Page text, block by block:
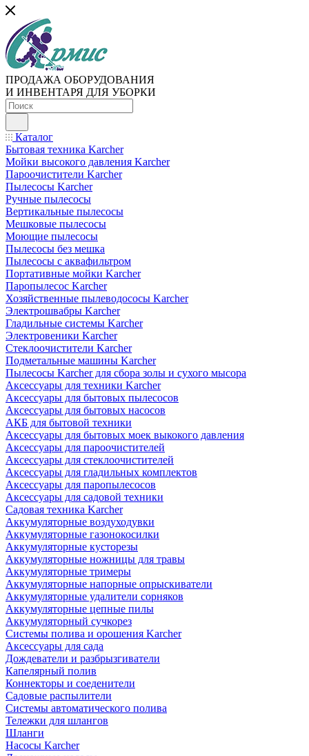
ПРОДАЖА ОБОРУДОВАНИЯ
И ИНВЕНТАРЯ ДЛЯ УБОРКИ
Каталог
Бытовая техника Karcher
Мойки высокого давления Karcher
Пароочистители Karcher
Пылесосы Karcher
Ручные пылесосы
Вертикальные пылесосы
Мешковые пылесосы
Моющие пылесосы
Пылесосы без мешка
Пылесосы с аквафильтром
Портативные мойки Karcher
Паропылесос Karcher
Хозяйственные пылеводососы Karcher
Электрошвабры Karcher
Гладильные системы Karcher
Электровеники Karcher
Стеклоочистители Karcher
Подметальные машины Karcher
Пылесосы Karcher для сбора золы и сухого мысора
Аксессуары для техники Karcher
Аксессуары для бытовых пылесосов
Аксессуары для бытовых насосов
АКБ для бытовой техники
Аксессуары для бытовых моек выкокого давления
Аксессуары для пароочистителей
Аксессуары для стеклоочистителей
Аксессуары для гладильных комплектов
Аксессуары для паропылесосов
Аксессуары для садовой техники
Садовая техника Karcher
Аккумуляторные воздуходувки
Аккумуляторные газонокосилки
Аккумуляторные кусторезы
Аккумуляторные ножницы для травы
Аккумуляторные тримеры
Аккумуляторные напорные опрыскиватели
Аккумуляторные удалители сорняков
Аккумуляторные цепные пилы
Аккумуляторный сучкорез
Системы полива и орошения Karcher
Аксессуары для сада
Дождеватели и разбрызгиватели
Капелярный полив
Коннекторы и соеденители
Садовые распылители
Системы автоматического полива
Тележки для шлангов
Шланги
Насосы Karcher